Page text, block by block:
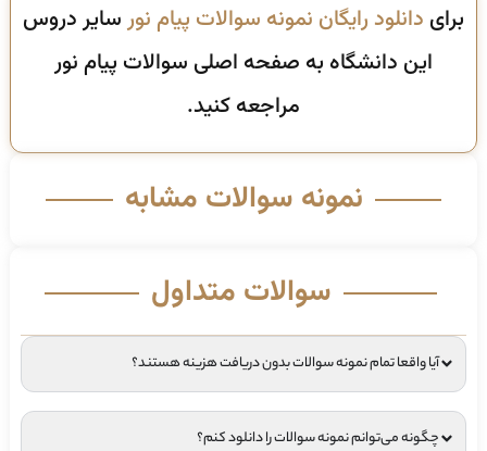
برای دانلود رایگان نمونه سوالات پیام نورسایر دروس
این دانشگاه به صفحه اصلی سوالات پیام نور
مراجعه کنید.
نمونه سوالات مشابه
سوالات متداول
آیا واقعا تمام نمونه سوالات بدون دریافت هزینه هستند؟
چگونه می‌توانم نمونه سوالات را دانلود کنم؟